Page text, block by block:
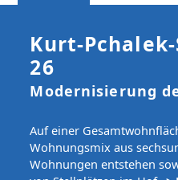
Kurt-
26
Modernisierung
Auf einer
Wohnungsmix aus
Wohnungen entstehen